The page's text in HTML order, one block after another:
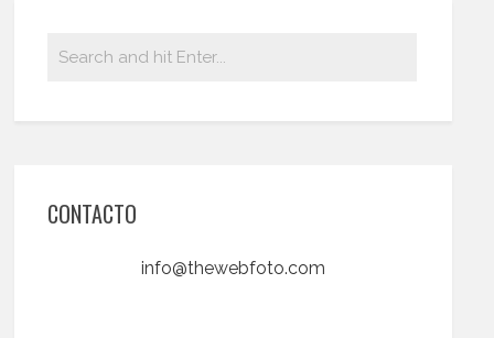
CONTACTO
info@thewebfoto.com